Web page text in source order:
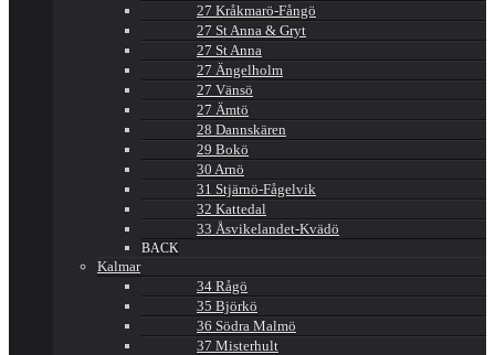
27 Kråkmarö-Fångö
27 St Anna & Gryt
27 St Anna
27 Ängelholm
27 Vänsö
27 Ämtö
28 Dannskären
29 Bokö
30 Arnö
31 Stjärnö-Fågelvik
32 Kattedal
33 Åsvikelandet-Kvädö
BACK
Kalmar
34 Rågö
35 Björkö
36 Södra Malmö
37 Misterhult